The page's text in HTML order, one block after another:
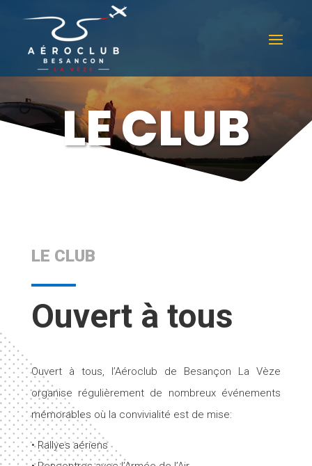
LE CLUB
LE CLUB
Ouvert à tous
Ouvert à tous, l’Aéroclub de Besançon La Vèze
organise régulièrement de nombreux événements
mémorables où la convivialité est de mise:
• Rallyes aériens